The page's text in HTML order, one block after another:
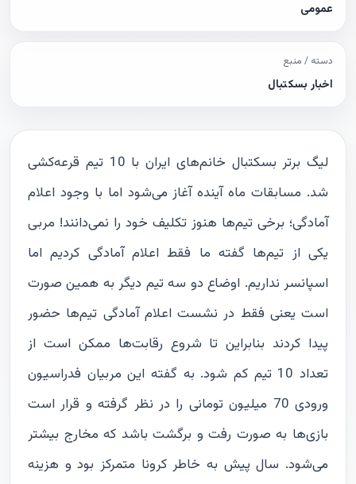
عمومی
دسته / منبع
اخبار بسکتبال
لیگ برتر بسکتبال خانم‌های ایران با 10 تیم قرعه‌کشی
شد. مسابقات ماه آینده آغاز می‌شود اما با وجود اعلام
آمادگی؛ برخی تیم‌ها هنوز تکلیف خود را نمی‌دانند! مربی
یکی از تیم‌ها گفته ما فقط اعلام آمادگی کردیم اما
اسپانسر نداریم. اوضاع دو سه تیم دیگر به همین صورت
است یعنی فقط در نشست اعلام آمادگی تیم‌ها حضور
پیدا کردند بنابراین تا شروع رقابت‌ها ممکن است از
تعداد 10 تیم کم شود. به گفته این مربیان فدراسیون
ورودی 70 میلیون تومانی را در نظر گرفته و قرار است
بازی‌ها به صورت رفت و برگشت باشد که مخارج بیشتر
می‌شود. سال پیش به خاطر کرونا متمرکز بود و هزینه